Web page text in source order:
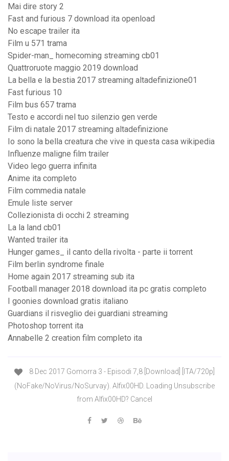
Mai dire story 2
Fast and furious 7 download ita openload
No escape trailer ita
Film u 571 trama
Spider-man_ homecoming streaming cb01
Quattroruote maggio 2019 download
La bella e la bestia 2017 streaming altadefinizione01
Fast furious 10
Film bus 657 trama
Testo e accordi nel tuo silenzio gen verde
Film di natale 2017 streaming altadefinizione
Io sono la bella creatura che vive in questa casa wikipedia
Influenze maligne film trailer
Video lego guerra infinita
Anime ita completo
Film commedia natale
Emule liste server
Collezionista di occhi 2 streaming
La la land cb01
Wanted trailer ita
Hunger games_ il canto della rivolta - parte ii torrent
Film berlin syndrome finale
Home again 2017 streaming sub ita
Football manager 2018 download ita pc gratis completo
I goonies download gratis italiano
Guardians il risveglio dei guardiani streaming
Photoshop torrent ita
Annabelle 2 creation film completo ita
8 Dec 2017 Gomorra 3 - Episodi 7,8 [Download] [ITA/720p]
(NoFake/NoVirus/NoSurvay). Alfix00HD. Loading Unsubscribe
from Alfix00HD? Cancel